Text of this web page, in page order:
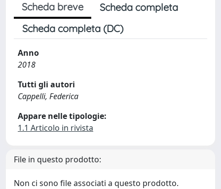
Scheda breve
Scheda completa
Scheda completa (DC)
Anno
2018
Tutti gli autori
Cappelli, Federica
Appare nelle tipologie:
1.1 Articolo in rivista
File in questo prodotto:
Non ci sono file associati a questo prodotto.